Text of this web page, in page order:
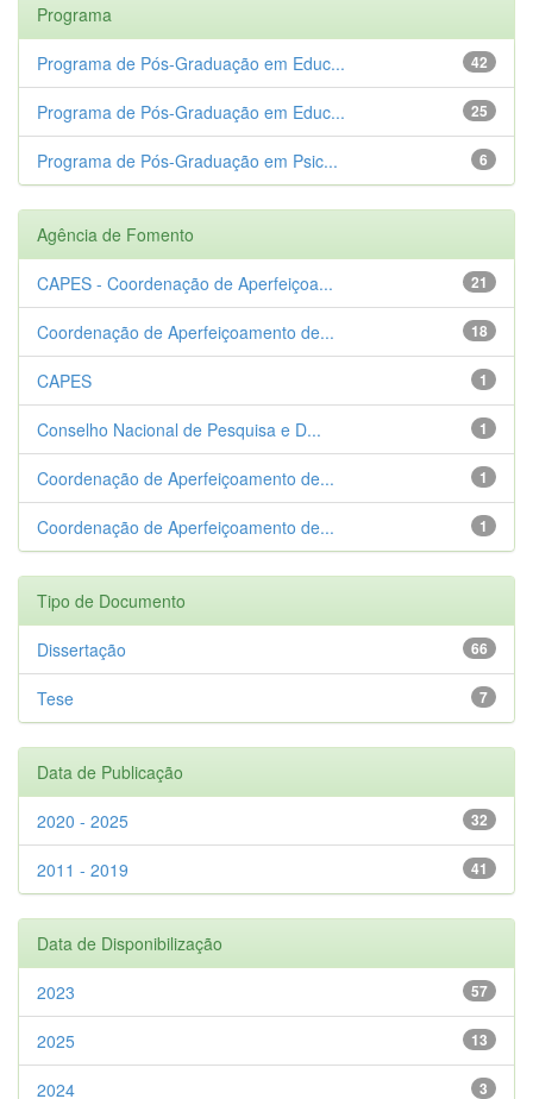
Programa
42
Programa de Pós-Graduação em Educ...
25
Programa de Pós-Graduação em Educ...
6
Programa de Pós-Graduação em Psic...
Agência de Fomento
21
CAPES - Coordenação de Aperfeiçoa...
18
Coordenação de Aperfeiçoamento de...
1
CAPES
1
Conselho Nacional de Pesquisa e D...
1
Coordenação de Aperfeiçoamento de...
1
Coordenação de Aperfeiçoamento de...
Tipo de Documento
66
Dissertação
7
Tese
Data de Publicação
32
2020 - 2025
41
2011 - 2019
Data de Disponibilização
57
2023
13
2025
3
2024